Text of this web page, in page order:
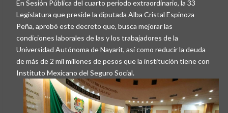
En Sesión Pública del cuarto periodo extraordinario, la 33
Legislatura que preside la diputada Alba Cristal Espinoza
Peña, aprobó este decreto que, busca mejorar las
condiciones laborales de las y los trabajadores de la
Universidad Autónoma de Nayarit, así como reducir la deuda
de más de 2 mil millones de pesos que la institución tiene con
Instituto Mexicano del Seguro Social.